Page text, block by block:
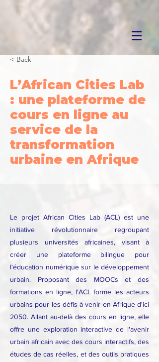
< Back
L’African Cities Lab
: une plateforme de
cours en ligne au
service de la
transformation
urbaine en Afrique
Le projet African Cities Lab (ACL) est une
initiative révolutionnaire regroupant
plusieurs universités africaines, visant à
créer une plateforme bilingue pour
l'éducation numérique sur le développement
urbain. Proposant des MOOCs et des
formations en ligne, l'ACL forme les acteurs
urbains pour les défis à venir en Afrique d'ici
2050. Allant au-delà des cours en ligne, elle
offre une exploration interactive de l'avenir
urbain africain avec des cours interactifs, des
études de cas réelles, et des outils pratiques